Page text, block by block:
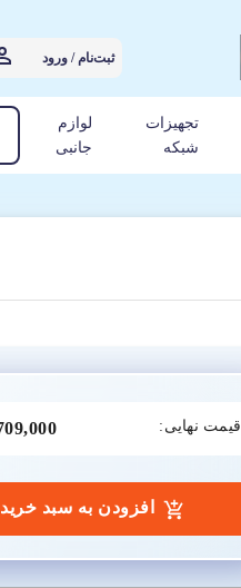
ثبت‌نام / ورود
تجهیزات
شبکه
لوازم
جانبی
قیمت نهایی:
افزودن به سبد خرید